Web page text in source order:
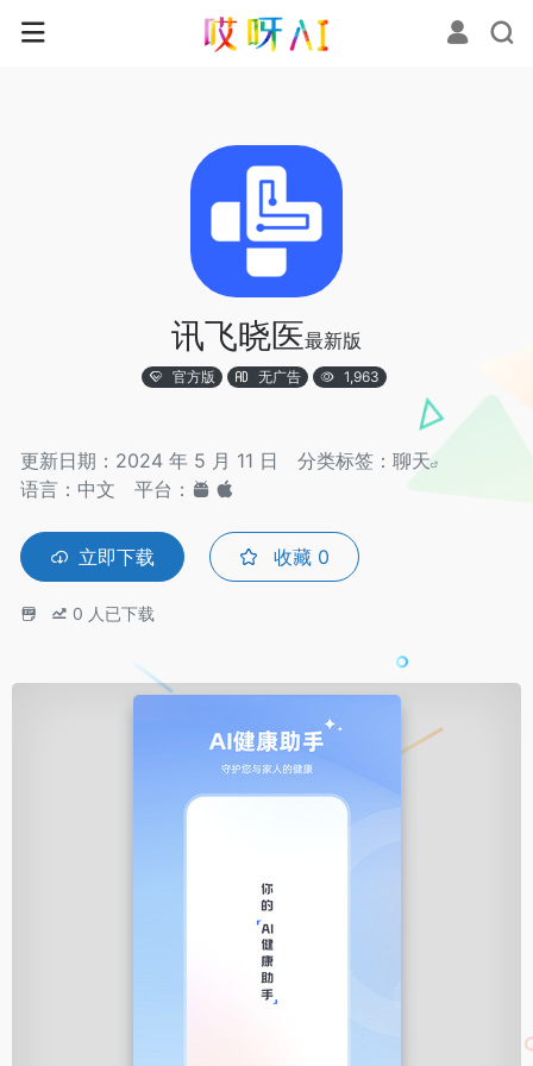
讯飞晓医最新版
官方版 无广告 1,963
更新日期：2024 年 5 月 11 日 分类标签： 聊天
语言：中文
平台：
立即下载 收藏 0
0 人已下载